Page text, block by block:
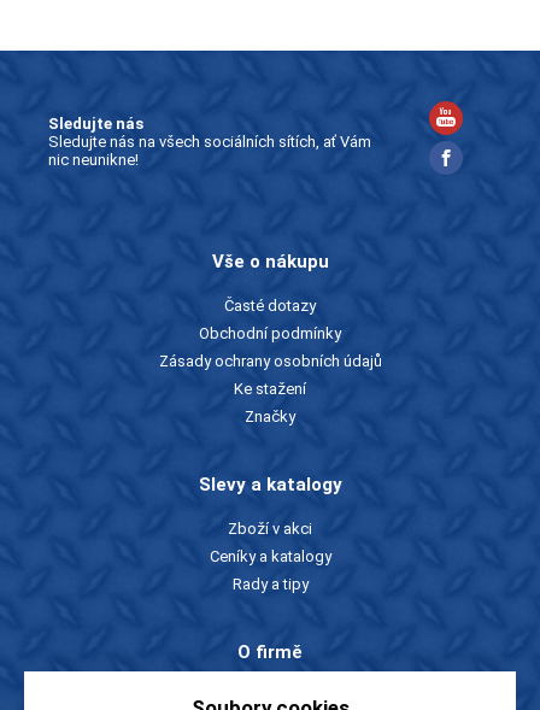
Sledujte nás
Sledujte nás na všech sociálních sítích, ať Vám
nic neunikne!
Vše o nákupu
Časté dotazy
Obchodní podmínky
Zásady ochrany osobních údajů
Ke stažení
Značky
Slevy a katalogy
Zboží v akci
Ceníky a katalogy
Rady a tipy
O firmě